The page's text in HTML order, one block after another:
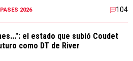
2026 104
el estado que subió Coudet
como DT de River